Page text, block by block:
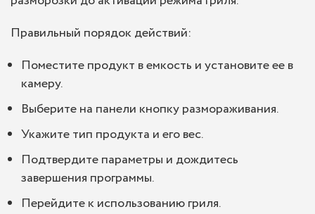
Правильный порядок действий:
Поместите продукт в емкость и установите ее в
камеру.
Выберите на панели кнопку размораживания.
Укажите тип продукта и его вес.
Подтвердите параметры и дождитесь
завершения программы.
Перейдите к использованию гриля.